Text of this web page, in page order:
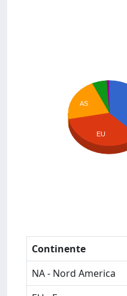
AS
EU
Continente
NA - Nord America